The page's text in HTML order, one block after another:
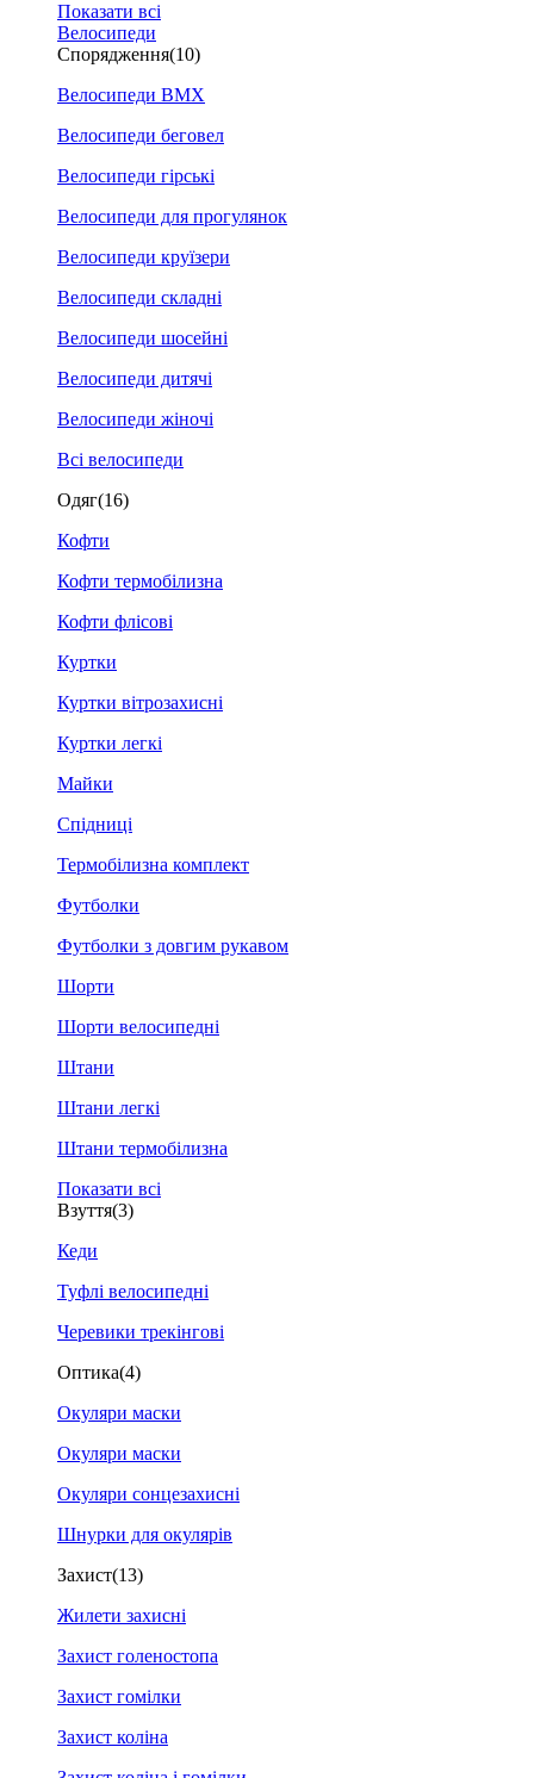
Показати всі
Велосипеди
Спорядження(10)
Велосипеди BMX
Велосипеди беговел
Велосипеди гірські
Велосипеди для прогулянок
Велосипеди круїзери
Велосипеди складні
Велосипеди шосейні
Велосипеди дитячі
Велосипеди жіночі
Всі велосипеди
Одяг(16)
Кофти
Кофти термобілизна
Кофти флісові
Куртки
Куртки вітрозахисні
Куртки легкі
Майки
Спідниці
Термобілизна комплект
Футболки
Футболки з довгим рукавом
Шорти
Шорти велосипедні
Штани
Штани легкі
Штани термобілизна
Показати всі
Взуття(3)
Кеди
Туфлі велосипедні
Черевики трекінгові
Оптика(4)
Окуляри маски
Окуляри маски
Окуляри сонцезахисні
Шнурки для окулярів
Захист(13)
Жилети захисні
Захист голеностопа
Захист гомілки
Захист коліна